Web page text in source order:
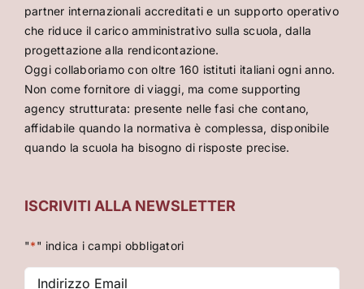
partner internazionali accreditati e un supporto operativo
che riduce il carico amministrativo sulla scuola, dalla
progettazione alla rendicontazione.
Oggi collaboriamo con oltre 160 istituti italiani ogni anno.
Non come fornitore di viaggi, ma come supporting
agency strutturata: presente nelle fasi che contano,
affidabile quando la normativa è complessa, disponibile
quando la scuola ha bisogno di risposte precise.
ISCRIVITI ALLA NEWSLETTER
"*" indica i campi obbligatori
Indirizzo